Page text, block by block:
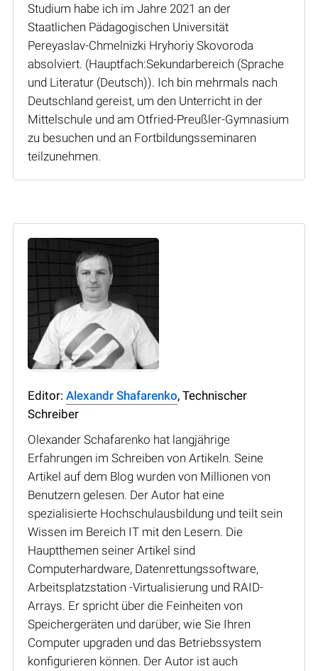
Studium habe ich im Jahre 2021 an der
Staatlichen Pädagogischen Universität
Pereyaslav-Chmelnizki Hryhoriy Skovoroda
absolviert. (Hauptfach:Sekundarbereich (Sprache
und Literatur (Deutsch)). Ich bin mehrmals nach
Deutschland gereist, um den Unterricht in der
Mittelschule und am Otfried-Preußler-Gymnasium
zu besuchen und an Fortbildungsseminaren
teilzunehmen.
Editor: Alexandr Shafarenko, Technischer
Schreiber
Olexander Schafarenko hat langjährige
Erfahrungen im Schreiben von Artikeln. Seine
Artikel auf dem Blog wurden von Millionen von
Benutzern gelesen. Der Autor hat eine
spezialisierte Hochschulausbildung und teilt sein
Wissen im Bereich IT mit den Lesern. Die
Hauptthemen seiner Artikel sind
Computerhardware, Datenrettungssoftware,
Arbeitsplatzstation -Virtualisierung und RAID-
Arrays. Er spricht über die Feinheiten von
Speichergeräten und darüber, wie Sie Ihren
Computer upgraden und das Betriebssystem
konfigurieren können. Der Autor ist auch